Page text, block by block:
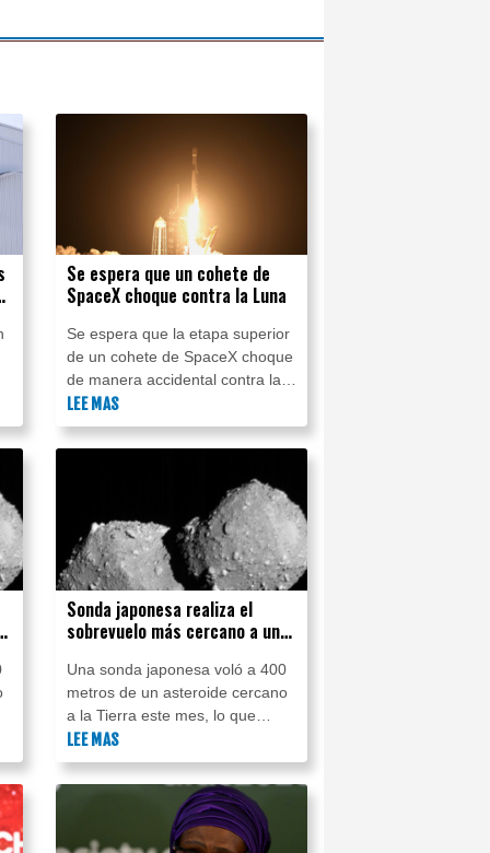
Se espera que un cohete de
SpaceX choque contra la Luna
Se espera que la etapa superior
de un cohete de SpaceX choque
de manera accidental contra la
Luna el miércoles.
LEE MAS
Sonda japonesa realiza el
sobrevuelo más cercano a un
Una sonda japonesa voló a 400
metros de un asteroide cercano
a la Tierra este mes, lo que
marca el mayor acercamiento
jamás registrado en una misión
de este tipo, informó la agencia
espacial de Japón.
LEE MAS